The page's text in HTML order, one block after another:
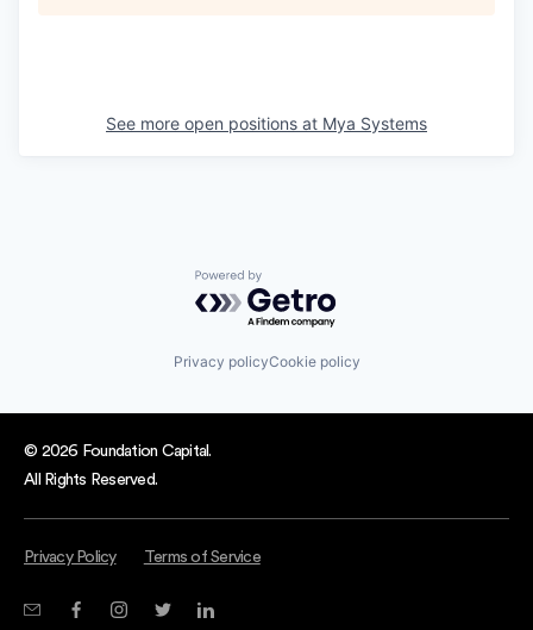
See more open positions at Mya Systems
Powered by Getro.com
Privacy policyCookie policy
© 2026 Foundation Capital.
All Rights Reserved.
Privacy Policy Terms of Service